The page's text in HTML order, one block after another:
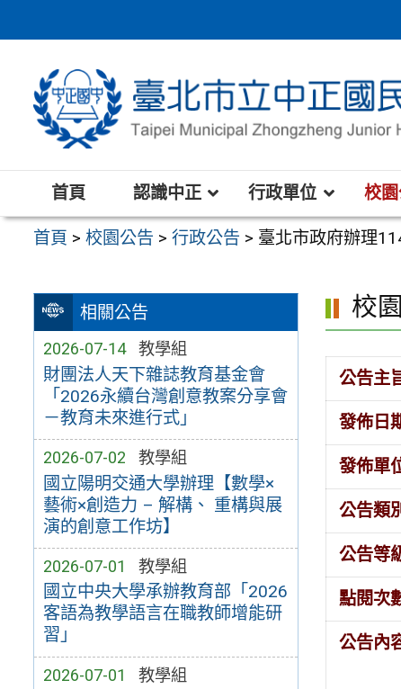
至
區
首頁 認識中正 行政單位 校
首頁 >校園公告 >行政公告 > 臺北市政府辦理
相關公告
2026-07-14 教學組
財團法人天下雜誌教育基金會
「2026永續台灣創意教案分享會
－教育未來進行式」
2026-07-02 教學組
國立陽明交通大學辦理【數學×
藝術×創造力 – 解構、 重構與展
演的創意工作坊】
2026-07-01 教學組
國立中央大學承辦教育部「2026
客語為教學語言在職教師增能研
習」
2026-07-01 教學組
校
公告主
發佈日
發佈單
公告類
公告等
點閱次
公告內